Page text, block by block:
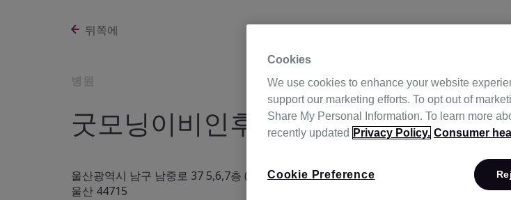
뒤쪽에
병원
굿모닝이비인후과의원
울산광역시 남구 남중로 37 5,6,7층 (삼산동),
울산 44715
Cookies
We use cookies to enhance your website
support our marketing efforts. To opt out of
Share My Personal Information. To learn more
recently updated Privacy Policy. Consumer
Cookie Preference